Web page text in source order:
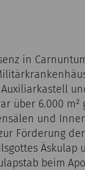
in
über 6.000
und
Förderung
beim